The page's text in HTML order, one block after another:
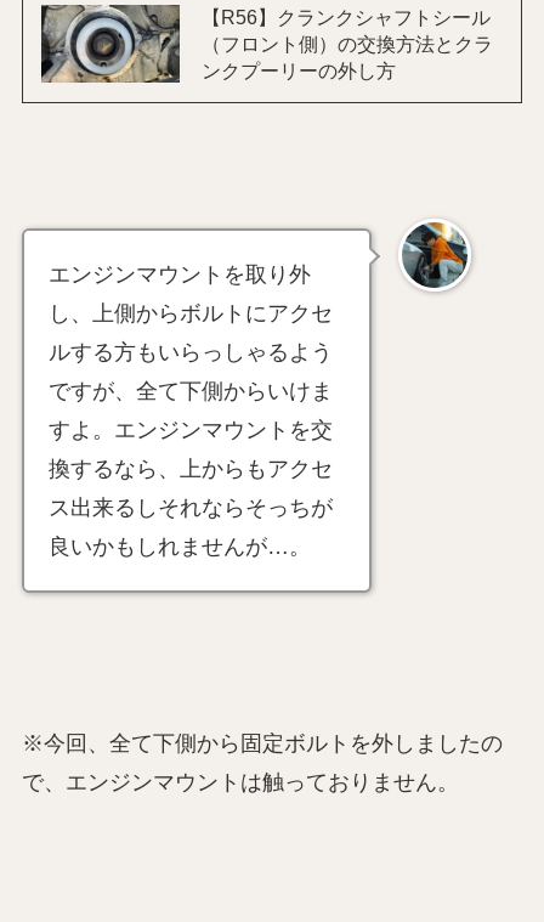
【R56】クランクシャフトシール
（フロント側）の交換方法とクラ
ンクプーリーの外し方
エンジンマウントを取り外
し、上側からボルトにアクセ
ルする方もいらっしゃるよう
ですが、全て下側からいけま
すよ。エンジンマウントを交
換するなら、上からもアクセ
ス出来るしそれならそっちが
良いかもしれませんが…。
※今回、全て下側から固定ボルトを外しましたの
で、エンジンマウントは触っておりません。